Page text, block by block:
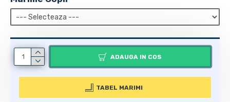
ADAUGA IN COS
TABEL MARIMI